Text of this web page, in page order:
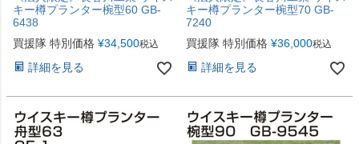
キー樽プランター椀型60 GB-
6438
買援隊 特別価格 ¥34,500税込
詳細を見る
キー樽プランター椀型70 GB-
7240
買援隊 特別価格 ¥36,000税込
詳細を見る